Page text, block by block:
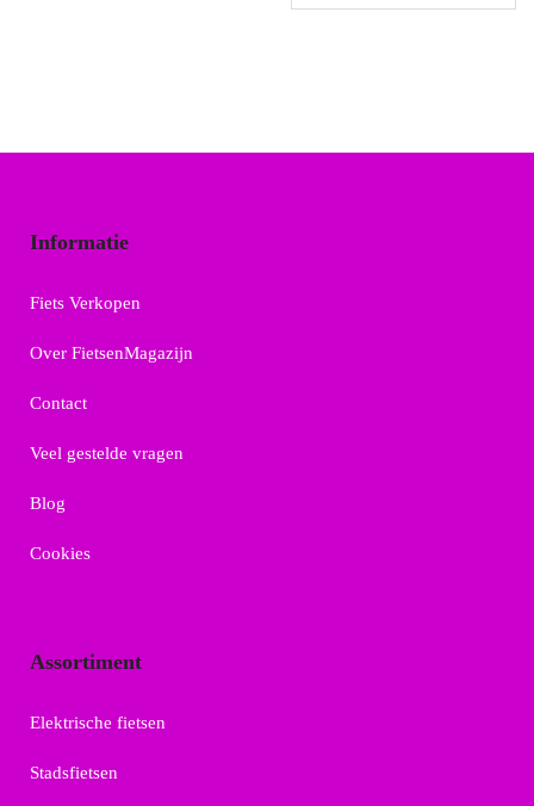
Informatie
Fiets Verkopen
Over FietsenMagazijn
Contact
Veel gestelde vragen
Blog
Cookies
Assortiment
Elektrische fietsen
Stadsfietsen